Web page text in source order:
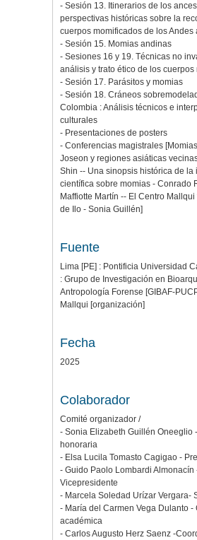
- Sesión 13. Itinerarios de los
perspectivas históricas sobre la
cuerpos momificados de los Andes
- Sesión 15. Momias andinas
- Sesiones 16 y 19. Técnicas no
análisis y trato ético de los cuerpos
- Sesión 17. Parásitos y momias
- Sesión 18. Cráneos
Colombia : Análisis técnicos e
culturales
- Presentaciones de posters
- Conferencias magistrales
Joseon y regiones asiáticas
Shin -- Una sinopsis histórica de la
científica sobre momias - Conrado
Maffiotte Martín -- El Centro
de Ilo - Sonia Guillén]
Fuente
Lima [PE] : Pontificia Universidad
: Grupo de Investigación en
Antropología Forense [GIBAF-
Mallqui [organización]
Fecha
2025
Colaborador
Comité organizador /
- Sonia Elizabeth Guillén Oneeglio
honoraria
- Elsa Lucila Tomasto Cagigao -
- Guido Paolo Lombardi Almonacín
Vicepresidente
- Marcela Soledad Urízar Vergara-
- María del Carmen Vega Dulanto -
académica
- Carlos Augusto Herz Saenz -